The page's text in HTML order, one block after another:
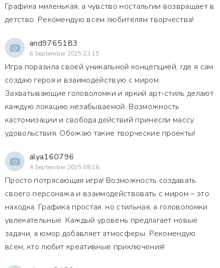
Графика миленькая, а чувство ностальгии возвращает в
детство. Рекомендую всем любителям творчества!
and9765183
6 September 2025 23:15
Игра поразила своей уникальной концепцией, где я сам
создаю героя и взаимодействую с миром.
Захватывающие головоломки и яркий арт-стиль делают
каждую локацию незабываемой. Возможность
кастомизации и свобода действий принесли массу
удовольствия. Обожаю такие творческие проекты!
alya160796
4 September 2025 08:16
Просто потрясающая игра! Возможность создавать
своего персонажа и взаимодействовать с миром – это
находка. Графика простая, но стильная, а головоломки
увлекательные. Каждый уровень предлагает новые
задачи, а юмор добавляет атмосферы. Рекомендую
всем, кто любит креативные приключения!